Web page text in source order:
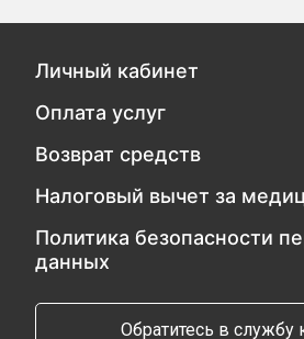
Личный кабинет
Оплата услуг
Возврат средств
Налоговый вычет за
Политика безопасности
данных
Обратитесь в службу